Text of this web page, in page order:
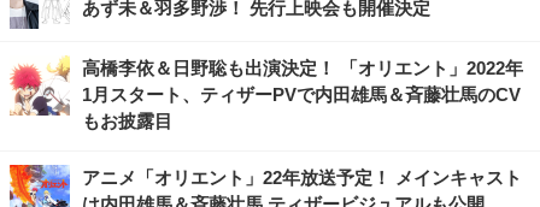
あず未＆羽多野渉！ 先行上映会も開催決定
高橋李依＆日野聡も出演決定！ 「オリエント」2022年
1月スタート、ティザーPVで内田雄馬＆斉藤壮馬のCV
もお披露目
アニメ「オリエント」22年放送予定！ メインキャスト